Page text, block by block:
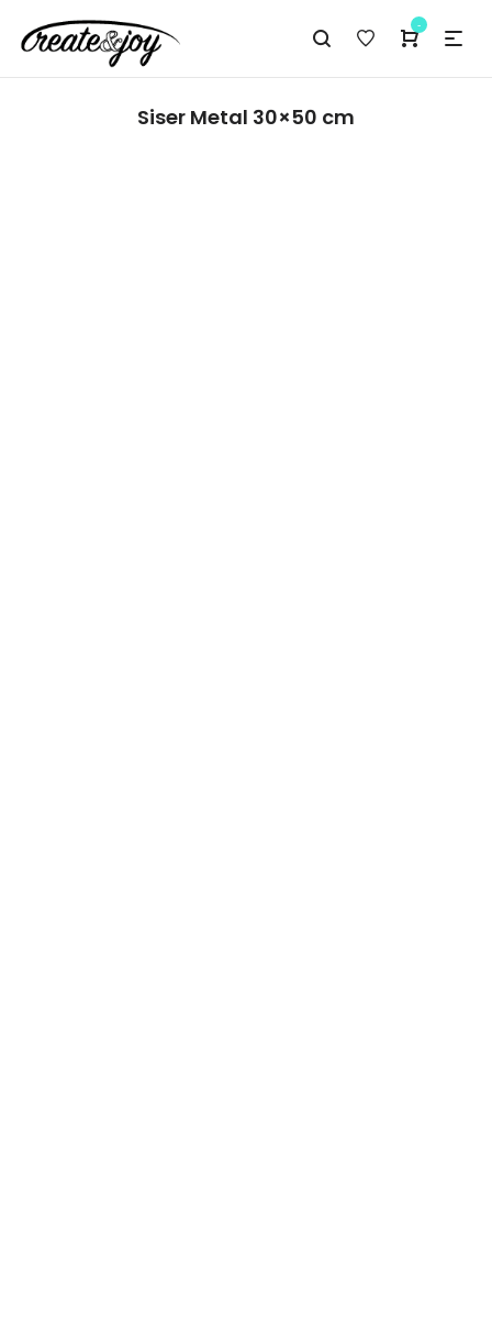
-
Siser Metal 30×50 cm